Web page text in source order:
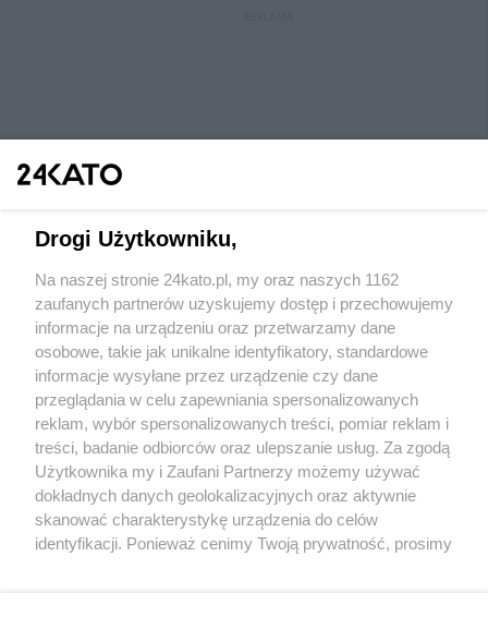
Wydawca mediów lokalnych
Nie zapomnij
zapoznać się z:
polityką prywatności regulamin korzystania z portali
Twojemiasto
Piekary Śląskie
Chorzów
Tarnowskie Góry
Skontaktuj sięz nami
Kontakt
Wydawca
Redakcja
Drogi Użytkowniku,
Na naszej stronie 24kato.pl, my oraz naszych 1162
zaufanych partnerów uzyskujemy dostęp i przechowujemy
informacje na urządzeniu oraz przetwarzamy dane
osobowe, takie jak unikalne identyfikatory, standardowe
informacje wysyłane przez urządzenie czy dane
przeglądania w celu zapewniania spersonalizowanych
reklam, wybór spersonalizowanych treści, pomiar reklam i
treści, badanie odbiorców oraz ulepszanie usług. Za zgodą
Użytkownika my i Zaufani Partnerzy możemy używać
dokładnych danych geolokalizacyjnych oraz aktywnie
skanować charakterystykę urządzenia do celów
identyfikacji. Ponieważ cenimy Twoją prywatność, prosimy